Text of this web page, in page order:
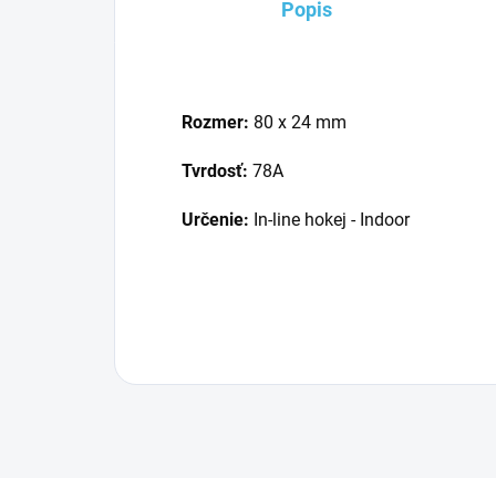
Popis
Rozmer: 80 x 24 mm
Tvrdosť: 78A
Určenie: In-line hokej - Indoor